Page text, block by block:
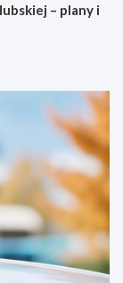
– plany i